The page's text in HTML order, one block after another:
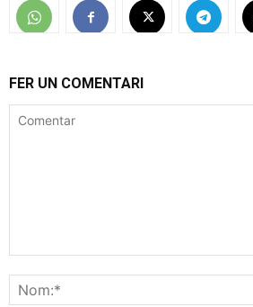
FER UN COMENTARI